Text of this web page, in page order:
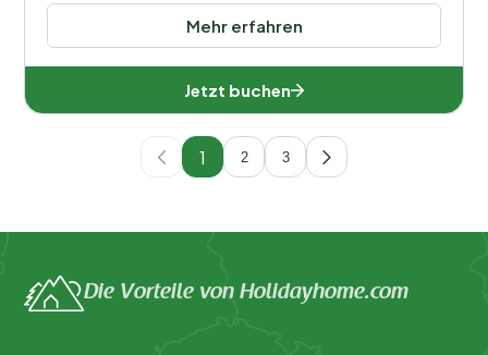
Mehr erfahren
Jetzt buchen
1 2 3
Die Vorteile von Holidayhome.com